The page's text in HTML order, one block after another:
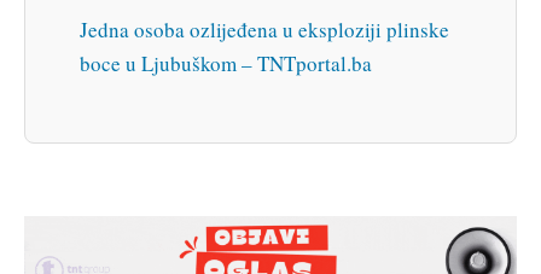
Jedna osoba ozlijeđena u eksploziji plinske
boce u Ljubuškom – TNTportal.ba